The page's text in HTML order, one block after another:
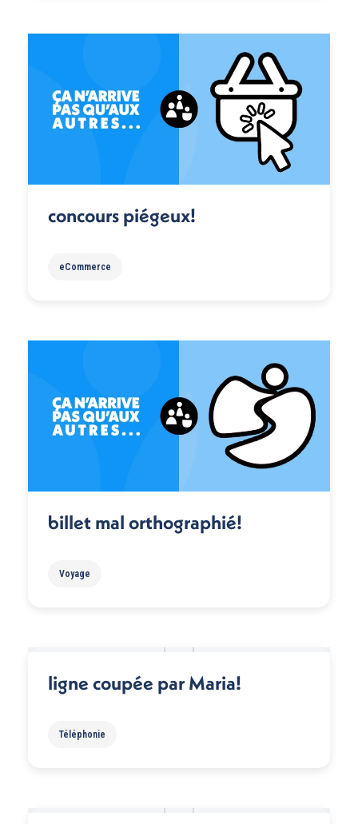
concours piégeux!
eCommerce
billet mal orthographié!
Voyage
ligne coupée par Maria!
Téléphonie